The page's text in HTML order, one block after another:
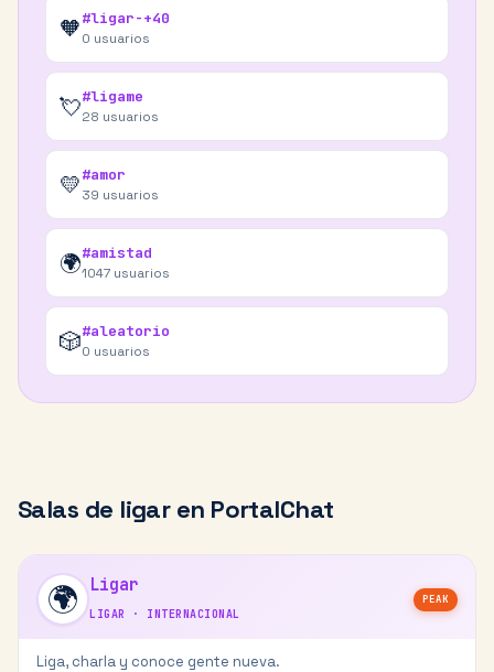
🧡#ligar-+40
0 usuarios
💘#ligame
28 usuarios
💛#amor
39 usuarios
🌍#amistad
1047 usuarios
🎲#aleatorio
0 usuarios
Salas de ligaren PortalChat
🌍 Ligar
LIGAR · INTERNACIONAL
PEAK
Liga, charla y conoce gente nueva.